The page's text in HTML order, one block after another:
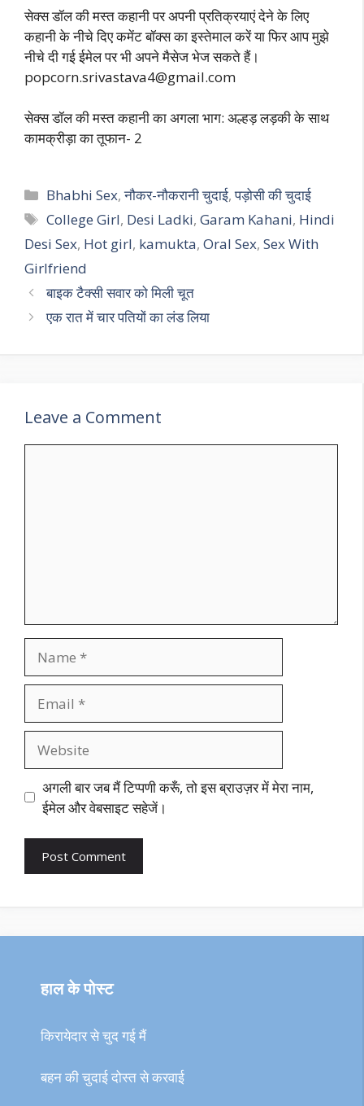
सेक्स डॉल की मस्त कहानी पर अपनी प्रतिक्रयाएं देने के लिए
कहानी के नीचे दिए कमेंट बॉक्स का इस्तेमाल करें या फिर आप मुझे
नीचे दी गई ईमेल पर भी अपने मैसेज भेज सकते हैं।
popcorn.srivastava4@gmail.com
सेक्स डॉल की मस्त कहानी का अगला भाग: अल्हड़ लड़की के साथ
कामक्रीड़ा का तूफान- 2
Categories
Bhabhi Sex,नौकर-नौकरानी चुदाई,पड़ोसी की चुदाई
Tags
College Girl, Desi Ladki,Garam Kahani, Hindi
Desi Sex, Hot girl, kamukta, Oral Sex, Sex With
Girlfriend
बाइक टैक्सी सवार को मिली चूत
एक रात में चार पतियों का लंड लिया
Leave a Comment
अगली बार जब मैं टिप्पणी करूँ, तो इस ब्राउज़र में मेरा नाम,
ईमेल और वेबसाइट सहेजें।
हाल के पोस्ट
किरायेदार से चुद गई मैं
बहन की चुदाई दोस्त से करवाई